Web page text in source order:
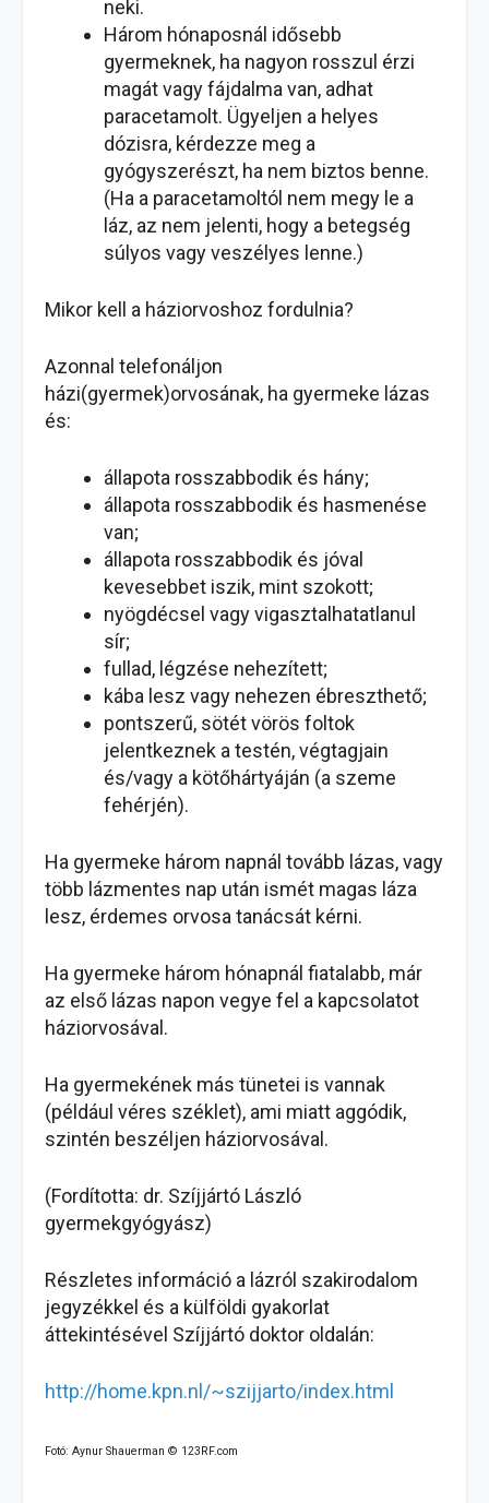
neki.
Három hónaposnál idősebb
gyermeknek, ha nagyon rosszul érzi
magát vagy fájdalma van, adhat
paracetamolt. Ügyeljen a helyes
dózisra, kérdezze meg a
gyógyszerészt, ha nem biztos benne.
(Ha a paracetamoltól nem megy le a
láz, az nem jelenti, hogy a betegség
súlyos vagy veszélyes lenne.)
Mikor kell a háziorvoshoz fordulnia?
Azonnal telefonáljon
házi(gyermek)orvosának, ha gyermeke lázas
és:
állapota rosszabbodik és hány;
állapota rosszabbodik és hasmenése
van;
állapota rosszabbodik és jóval
kevesebbet iszik, mint szokott;
nyögdécsel vagy vigasztalhatatlanul
sír;
fullad, légzése nehezített;
kába lesz vagy nehezen ébreszthető;
pontszerű, sötét vörös foltok
jelentkeznek a testén, végtagjain
és/vagy a kötőhártyáján (a szeme
fehérjén).
Ha gyermeke három napnál tovább lázas, vagy
több lázmentes nap után ismét magas láza
lesz, érdemes orvosa tanácsát kérni.
Ha gyermeke három hónapnál fiatalabb, már
az első lázas napon vegye fel a kapcsolatot
háziorvosával.
Ha gyermekének más tünetei is vannak
(például véres széklet), ami miatt aggódik,
szintén beszéljen háziorvosával.
(Fordította: dr. Szíjjártó László
gyermekgyógyász)
Részletes információ a lázról szakirodalom
jegyzékkel és a külföldi gyakorlat
áttekintésével Szíjjártó doktor oldalán:
http://home.kpn.nl/~szijjarto/index.html
Fotó: Aynur Shauerman © 123RF.com